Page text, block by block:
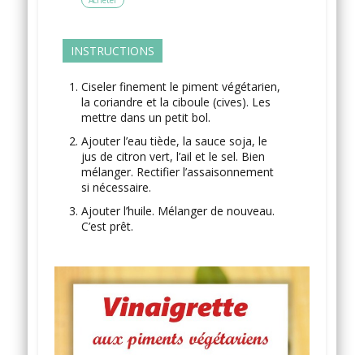
INSTRUCTIONS
Ciseler finement le piment végétarien,
la coriandre et la ciboule (cives). Les
mettre dans un petit bol.
Ajouter l’eau tiède, la sauce soja, le
jus de citron vert, l’ail et le sel. Bien
mélanger. Rectifier l’assaisonnement
si nécessaire.
Ajouter l’huile. Mélanger de nouveau.
C’est prêt.